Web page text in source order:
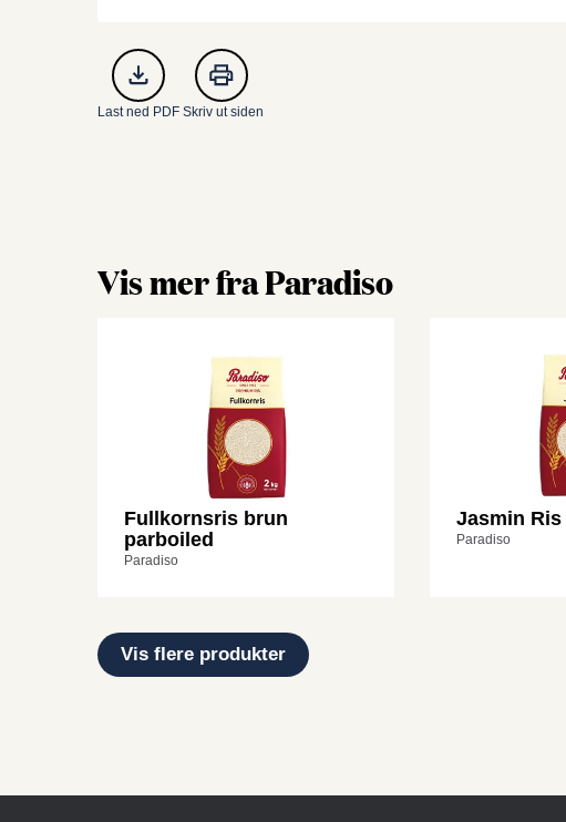
Last ned PDF Skriv ut siden
Vis mer fra Paradiso
Fullkornsris brun
parboiled
Paradiso
Jasmin Ris
Paradiso
Vis flere produkter